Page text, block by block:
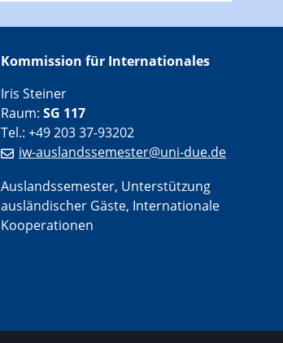
Kommission für Internationales
Iris Steiner
Raum: SG 117
Tel.: +49 203 37-93202
iw-auslandssemester@uni-due.de
Auslandssemester, Unterstützung
ausländischer Gäste, Internationale
Kooperationen